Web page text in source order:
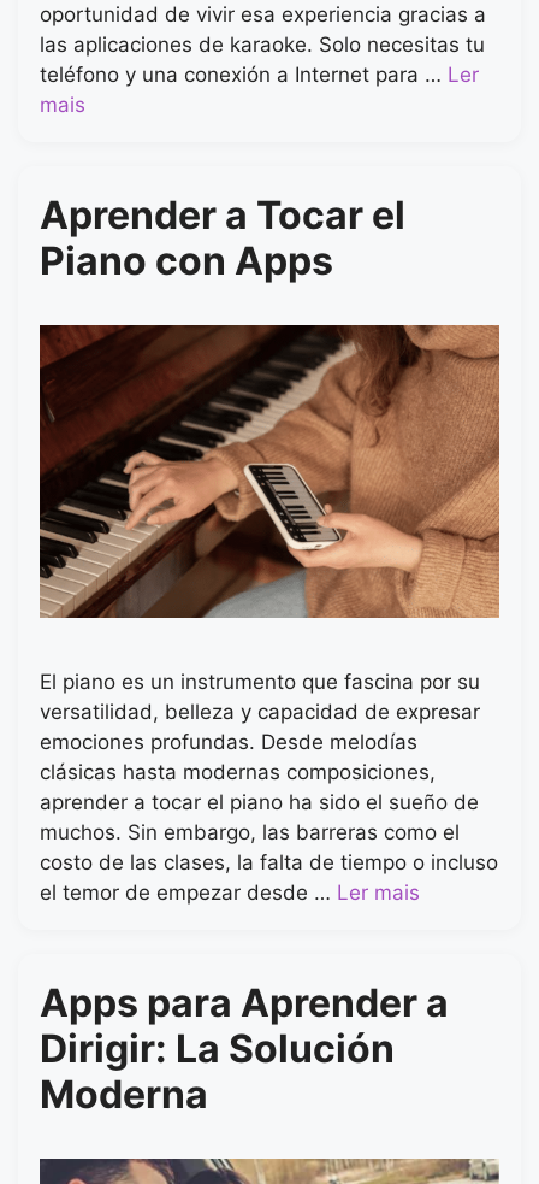
oportunidad de vivir esa experiencia gracias a
las aplicaciones de karaoke. Solo necesitas tu
teléfono y una conexión a Internet para … Ler
mais
Aprender a Tocar el
Piano con Apps
El piano es un instrumento que fascina por su
versatilidad, belleza y capacidad de expresar
emociones profundas. Desde melodías
clásicas hasta modernas composiciones,
aprender a tocar el piano ha sido el sueño de
muchos. Sin embargo, las barreras como el
costo de las clases, la falta de tiempo o incluso
el temor de empezar desde … Ler mais
Apps para Aprender a
Dirigir: La Solución
Moderna